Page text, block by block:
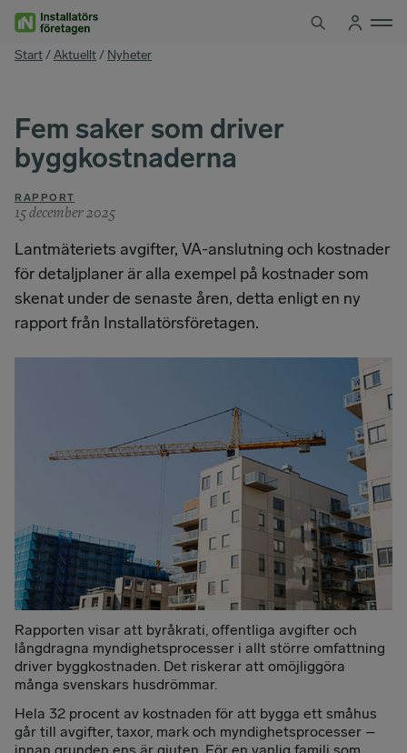
You
Start/Aktuellt/ Nyheter
Fem saker som driver
byggkostnaderna
RAPPORT
15 december 2025
Lantmäteriets avgifter, VA-anslutning och kostnader
för detaljplaner är alla exempel på kostnader som
skenat under de senaste åren, detta enligt en ny
rapport från Installatörsföretagen.
Rapporten visar att byråkrati, offentliga avgifter och
långdragna myndighetsprocesser i allt större omfattning
driver byggkostnaden. Det riskerar att omöjliggöra
många svenskars husdrömmar.
Hela 32 procent av kostnaden för att bygga ett småhus
går till avgifter, taxor, mark och myndighetsprocesser –